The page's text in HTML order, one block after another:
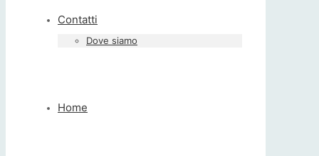
Contatti
Dove siamo
Home